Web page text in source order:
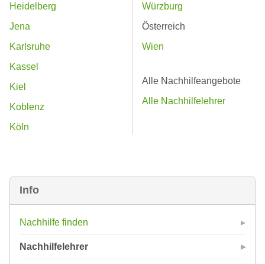
Info
Nachhilfe finden
Nachhilfelehrer
Heidelberg
Jena
Karlsruhe
Kassel
Kiel
Koblenz
Köln
Würzburg
Österreich
Wien
Alle Nachhilfeangebote
Alle Nachhilfelehrer